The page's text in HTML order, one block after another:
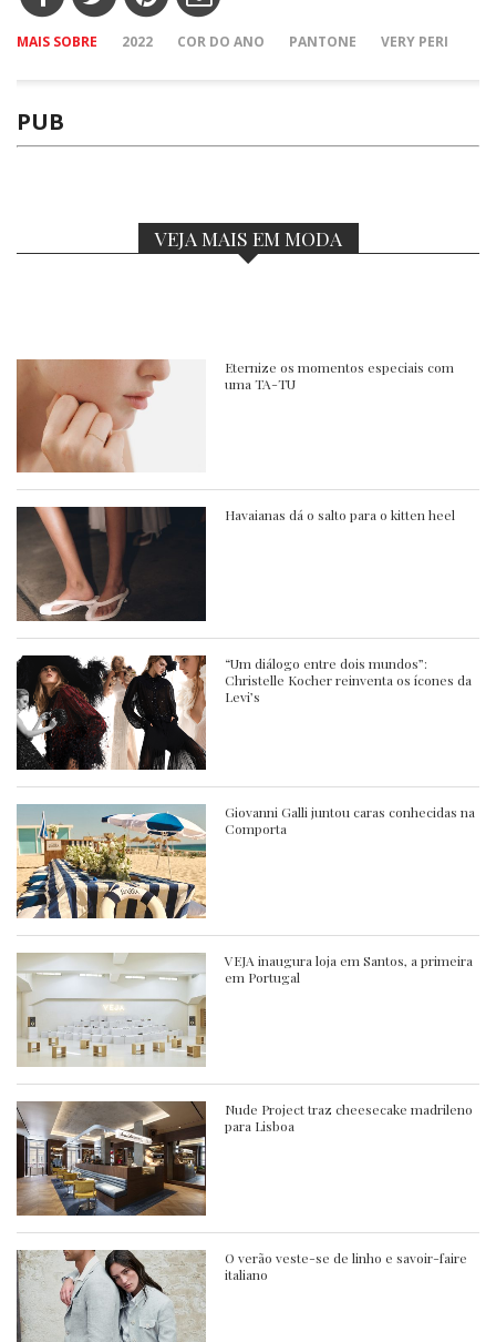
MAIS SOBRE 2022 COR DO ANO PANTONE VERY PERI
PUB
VEJA MAIS EM MODA
Eternize os momentos especiais com
uma TA-TU
Havaianas dá o salto para o kitten heel
“Um diálogo entre dois mundos”:
Christelle Kocher reinventa os ícones da
Levi’s
Giovanni Galli juntou caras conhecidas na
Comporta
VEJA inaugura loja em Santos, a primeira
em Portugal
Nude Project traz cheesecake madrileno
para Lisboa
O verão veste-se de linho e savoir-faire
italiano